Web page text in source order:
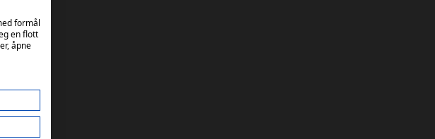
formål
en flott
åpne